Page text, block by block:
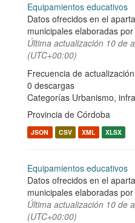
Equipamientos educativos
Datos ofrecidos en el
municipales elaboradas
Última actualización 10 de
(UTC+00:00)
Frecuencia de
0 descargas
Categorías Urbanismo,
Provincia de Córdoba
JSON CSV XML XLSX
Equipamientos educativos
Datos ofrecidos en el
municipales elaboradas
Última actualización 10 de
(UTC+00:00)